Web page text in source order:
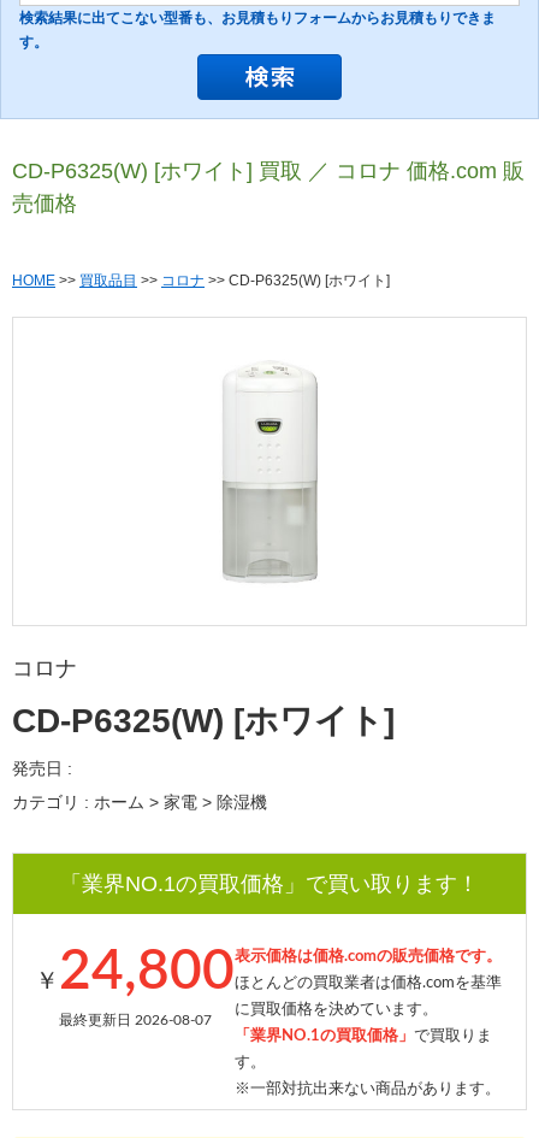
検索結果に出てこない型番も、お見積もりフォームからお見積もりできま
す。
CD-P6325(W) [ホワイト] 買取 ／ コロナ 価格.com 販
売価格
HOME >> 買取品目 >> コロナ >> CD-P6325(W) [ホワイト]
コロナ
CD-P6325(W) [ホワイト]
発売日 :
カテゴリ : ホーム > 家電 > 除湿機
「業界NO.1の買取価格」で買い取ります！
￥ 24,800
最終更新日 2026-08-07
表示価格は価格.comの販売価格です。
ほとんどの買取業者は価格.comを基準
に買取価格を決めています。
「業界NO.1の買取価格」 で買取りま
す。
※一部対抗出来ない商品があります。